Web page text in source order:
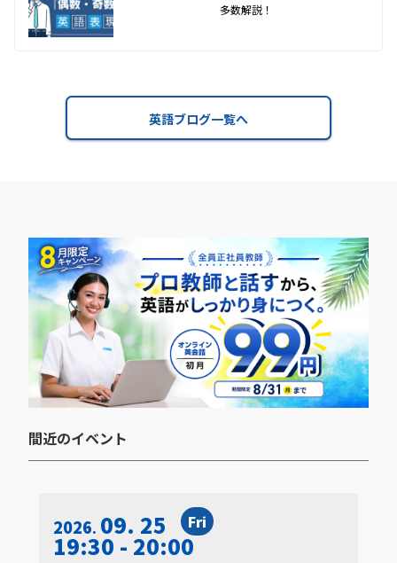
多数解説！
英語ブログ一覧へ
間近のイベント​
2026 09. 25 Fri
19:30 - 20:00